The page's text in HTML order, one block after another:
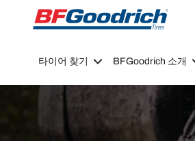
Go to page content
Go to page navigation
타이어 찾기 BFGoodrich 소개